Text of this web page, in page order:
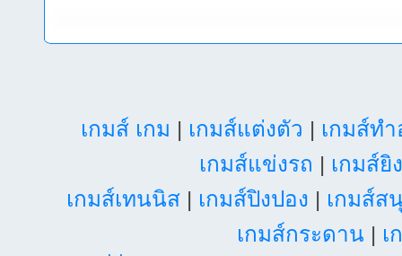
เกมส์ เกม | เกมส์แต่งตัว | เกมส์ท
เกมส์แข่งรถ | เกมส์ยิ
เกมส์เทนนิส| เกมส์ปิงปอง | เกมส์ส
เกมส์กระดาน | เ